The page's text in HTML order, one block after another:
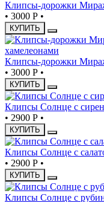
Клипсы-дорожки
• 3000 Р •
КУПИТЬ
Клипсы-дорожки
• 3000 Р •
КУПИТЬ
Клипсы Солнце с
• 2900 Р •
КУПИТЬ
Клипсы Солнце с
• 2900 Р •
КУПИТЬ
Клипсы Солнце с